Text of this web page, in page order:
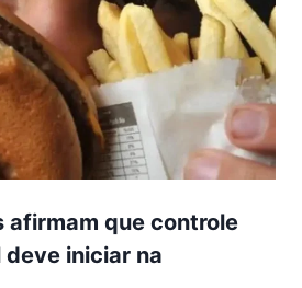
afirmam que controle
iniciar na